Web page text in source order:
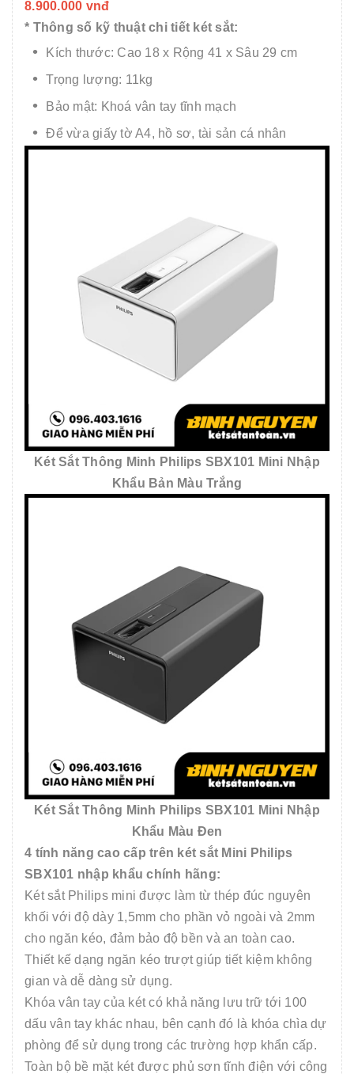
8.900.000 vnđ
* Thông số kỹ thuật chi tiết két sắt:
Kích thước: Cao 18 x Rộng 41 x Sâu 29 cm
Trọng lượng: 11kg
Bảo mật: Khoá vân tay tĩnh mạch
Để vừa giấy tờ A4, hồ sơ, tài sản cá nhân
Két Sắt Thông Minh Philips SBX101 Mini Nhập
Khẩu Bản Màu Trắng
Két Sắt Thông Minh Philips SBX101 Mini Nhập
Khẩu Màu Đen
4 tính năng cao cấp trên két sắt Mini Philips
SBX101 nhập khẩu chính hãng:
Két sắt Philips mini được làm từ thép đúc nguyên
khối với độ dày 1,5mm cho phần vỏ ngoài và 2mm
cho ngăn kéo, đảm bảo độ bền và an toàn cao.
Thiết kế dạng ngăn kéo trượt giúp tiết kiệm không
gian và dễ dàng sử dụng.
Khóa vân tay của két có khả năng lưu trữ tới 100
dấu vân tay khác nhau, bên cạnh đó là khóa chìa dự
phòng để sử dụng trong các trường hợp khẩn cấp.
Toàn bộ bề mặt két được phủ sơn tĩnh điện với công